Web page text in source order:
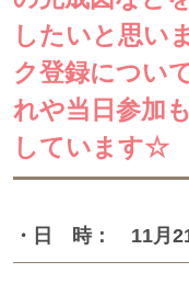
したいと思い
ク登録につい
れや当日参加
しています☆
・日 時： 11月